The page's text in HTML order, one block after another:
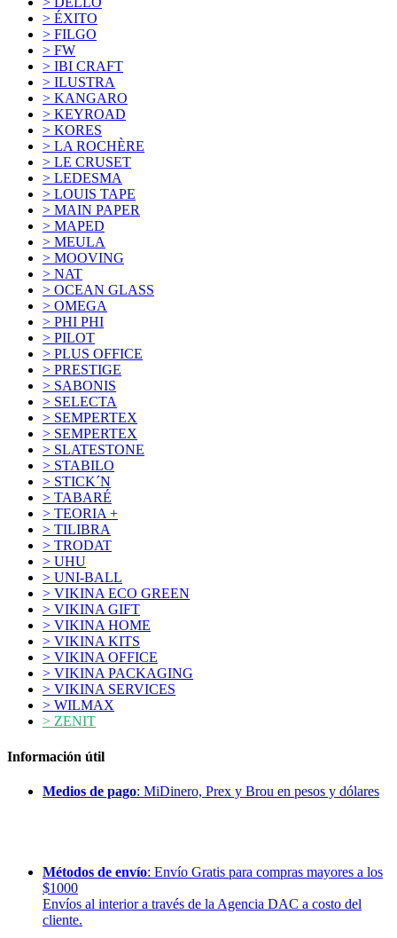
> ÉXITO
> FILGO
> FW
> IBI CRAFT
> ILUSTRA
> KANGARO
> KEYROAD
> KORES
> LA ROCHÈRE
> LE CRUSET
> LEDESMA
> LOUIS TAPE
> MAIN PAPER
> MAPED
> MEULA
> MOOVING
> NAT
> OCEAN GLASS
> OMEGA
> PHI PHI
> PILOT
> PLUS OFFICE
> PRESTIGE
> SABONIS
> SELECTA
> SEMPERTEX
> SEMPERTEX
> SLATESTONE
> STABILO
> STICK´N
> TABARÉ
> TEORIA +
> TILIBRA
> TRODAT
> UHU
> UNI-BALL
> VIKINA ECO GREEN
> VIKINA GIFT
> VIKINA HOME
> VIKINA KITS
> VIKINA OFFICE
> VIKINA PACKAGING
> VIKINA SERVICES
> WILMAX
> ZENIT
Información útil
Medios de pago: MiDinero, Prex y Brou en pesos y dólares
Métodos de envío: Envío Gratis para compras mayores a los
$1000
Envíos al interior a través de la Agencia DAC a costo del
cliente.